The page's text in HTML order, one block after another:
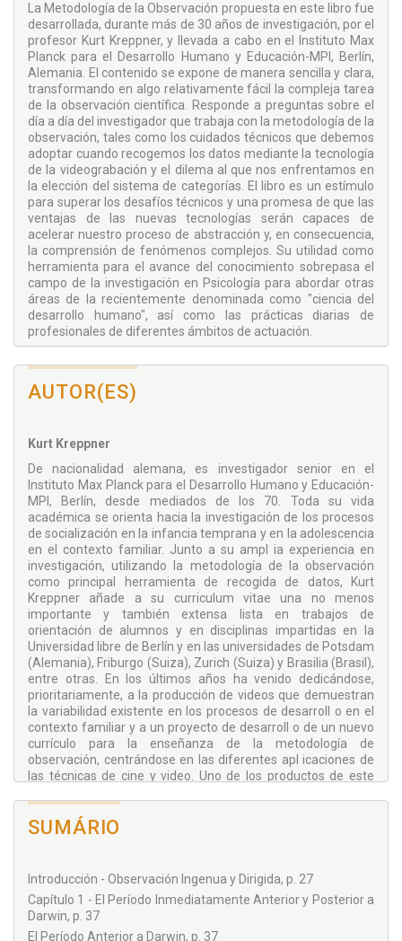
La Metodología de la Observación propuesta en este libro fue
desarrollada, durante más de 30 años de investigación, por el
profesor Kurt Kreppner, y llevada a cabo en el Instituto Max
Planck para el Desarrollo Humano y Educación-MPI, Berlín,
Alemania. El contenido se expone de manera sencilla y clara,
transformando en algo relativamente fácil la compleja tarea
de la observación científica. Responde a preguntas sobre el
día a día del investigador que trabaja con la metodología de la
observación, tales como los cuidados técnicos que debemos
adoptar cuando recogemos los datos mediante la tecnología
de la videograbación y el dilema al que nos enfrentamos en
la elección del sistema de categorías. El libro es un estímulo
para superar los desafíos técnicos y una promesa de que las
ventajas de las nuevas tecnologías serán capaces de
acelerar nuestro proceso de abstracción y, en consecuencia,
la comprensión de fenómenos complejos. Su utilidad como
herramienta para el avance del conocimiento sobrepasa el
campo de la investigación en Psicología para abordar otras
áreas de la recientemente denominada como "ciencia del
desarrollo humano", así como las prácticas diarias de
profesionales de diferentes ámbitos de actuación.
AUTOR(ES)
Kurt Kreppner
De nacionalidad alemana, es investigador senior en el
Instituto Max Planck para el Desarrollo Humano y Educación-
MPI, Berlín, desde mediados de los 70. Toda su vida
académica se orienta hacia la investigación de los procesos
de socialización en la infancia temprana y en la adolescencia
en el contexto familiar. Junto a su ampl ia experiencia en
investigación, utilizando la metodología de la observación
como principal herramienta de recogida de datos, Kurt
Kreppner añade a su curriculum vitae una no menos
importante y también extensa lista en trabajos de
orientación de alumnos y en disciplinas impartidas en la
Universidad libre de Berlín y en las universidades de Potsdam
(Alemania), Friburgo (Suiza), Zurich (Suiza) y Brasilia (Brasil),
entre otras. En los últimos años ha venido dedicándose,
prioritariamente, a la producción de videos que demuestran
la variabilidad existente en los procesos de desarroll o en el
contexto familiar y a un proyecto de desarroll o de un nuevo
currículo para la enseñanza de la metodología de
observación, centrándose en las diferentes apl icaciones de
las técnicas de cine y video. Uno de los productos de este
este libro forma parte. Su contribución a la producción de
conocimiento en los procesos de desarroll o humano es
Traducción: Juan Sánchez-Caravaca
Licenciado en Pedagogía y Doctor en Psicología con una tesis
sobre la Eficacia de la Atención Temprana en niños
SUMÁRIO
Introducción - Observación Ingenua y Dirigida, p. 27
Capítulo 1 - El Período Inmediatamente Anterior y Posterior a
Darwin, p. 37
El Período Anterior a Darwin, p. 37